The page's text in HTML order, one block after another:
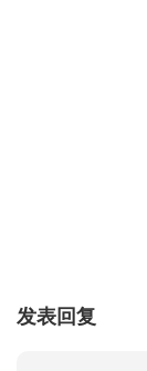
发表回复